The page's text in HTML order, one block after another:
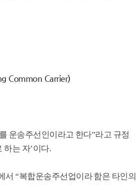
Common Carrier)
운송주선인이라고 한다”라고 규정
하는 자’이다.
서 “복합운송주선업이라 함은 타인의